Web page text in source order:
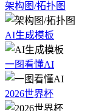
架构图/拓扑图
AI生成模板
一图看懂AI
2026世界杯